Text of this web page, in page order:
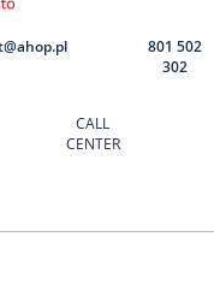
CALL
CENTER
801 502
302